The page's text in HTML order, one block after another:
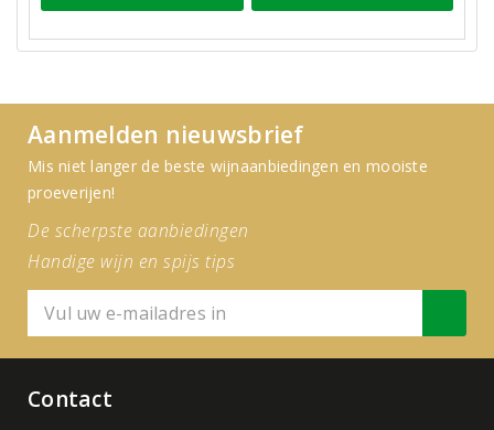
Aanmelden nieuwsbrief
Mis niet langer de beste wijnaanbiedingen en mooiste
proeverijen!
De scherpste aanbiedingen
Handige wijn en spijs tips
Contact